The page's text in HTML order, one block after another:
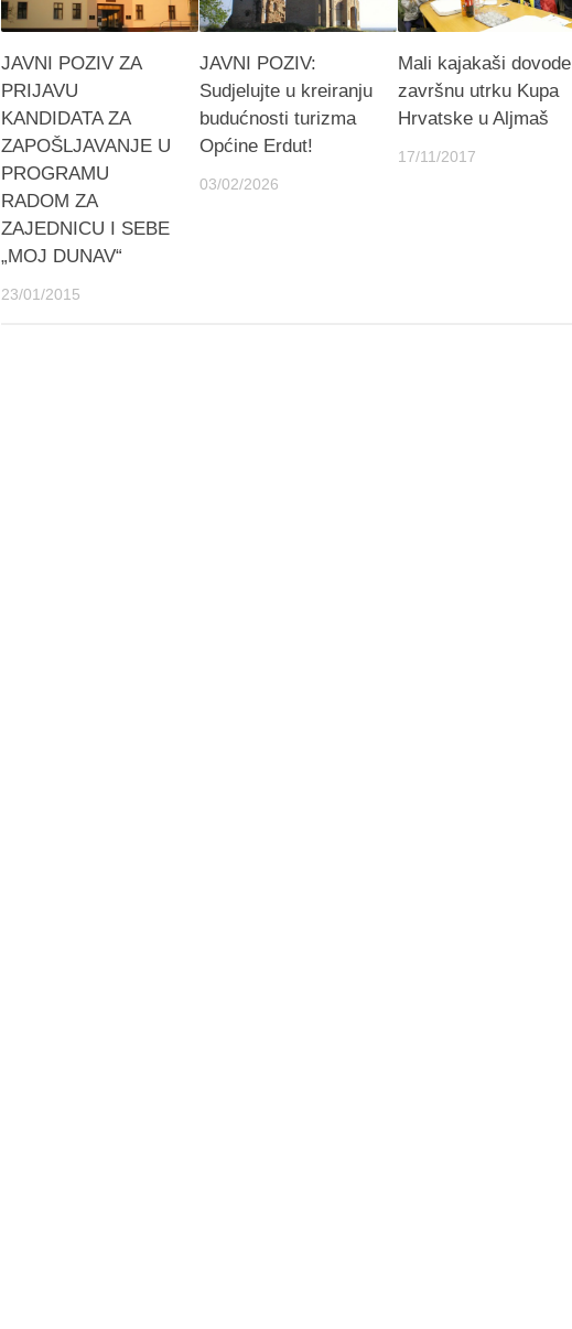
JAVNI POZIV ZA
PRIJAVU
KANDIDATA ZA
ZAPOŠLJAVANJE U
PROGRAMU
RADOM ZA
ZAJEDNICU I SEBE
„MOJ DUNAV“
23/01/2015
JAVNI POZIV:
Sudjelujte u kreiranju
budućnosti turizma
Općine Erdut!
03/02/2026
Mali kajakaši dovode
završnu utrku Kupa
Hrvatske u Aljmaš
17/11/2017